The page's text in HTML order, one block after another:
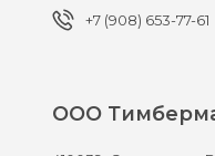
+7 (908) 653-77-61
ООО